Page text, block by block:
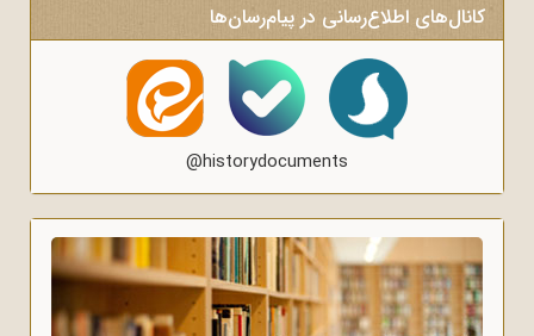
کانال‌های اطلاع‌رسانی در پیام‌رسان‌ها
@historydocuments